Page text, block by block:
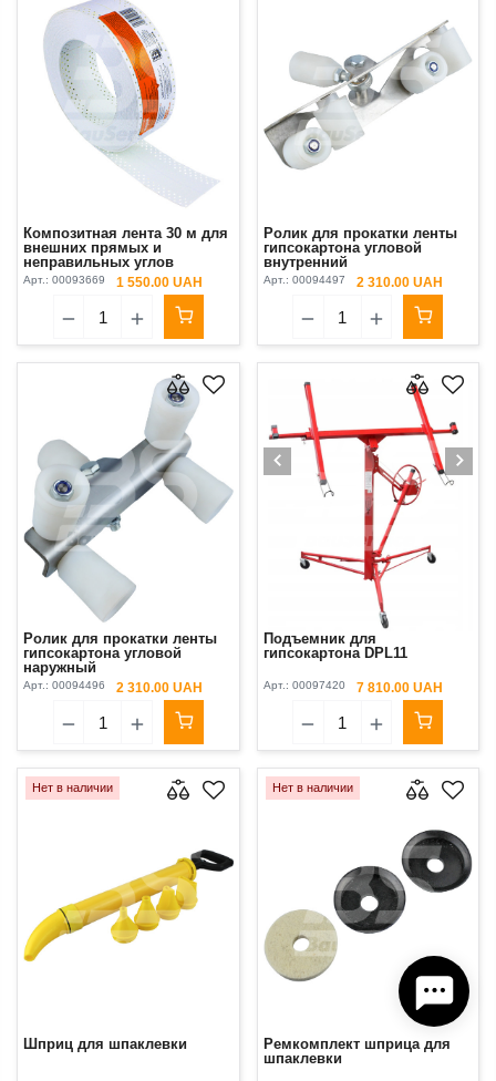
Композитная лента 30 м для
внешних прямых и
неправильных углов
Original Strait-Flex
Арт.: 00093669 1 550.00 UAH
Ролик для прокатки ленты
гипсокартона угловой
внутренний
Арт.: 00094497 2 310.00 UAH
Ролик для прокатки ленты
гипсокартона угловой
наружный
Арт.: 00094496 2 310.00 UAH
Подъемник для
гипсокартона DPL11
Арт.: 00097420 7 810.00 UAH
Нет в наличии
Шприц для шпаклевки
Нет в наличии
Ремкомплект шприца для
шпаклевки